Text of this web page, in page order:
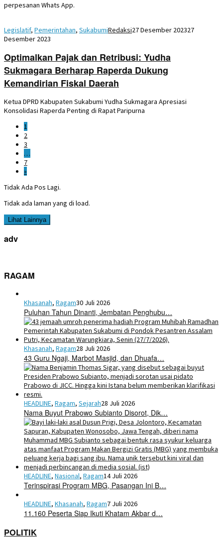
perpesanan Whats App.
Legislatif, Pemerintahan, SukabumiRedaksi27 Desember 202327
Desember 2023
Optimalkan Pajak dan Retribusi: Yudha
Sukmagara Berharap Raperda Dukung
Kemandirian Fiskal Daerah
Ketua DPRD Kabupaten Sukabumi Yudha Sukmagara Apresiasi
Konsolidasi Raperda Penting di Rapat Paripurna
1
2
3
…
7
»
Tidak Ada Pos Lagi.
Tidak ada laman yang di load.
Lihat Lainnya
adv
RAGAM
Khasanah, Ragam30 Juli 2026
Puluhan Tahun Dinanti, Jembatan Penghubu…
Khasanah, Ragam28 Juli 2026
43 Guru Ngaji, Marbot Masjid, dan Dhuafa…
HEADLINE, Ragam, Sejarah28 Juli 2026
Nama Buyut Prabowo Subianto Disorot, Dik…
HEADLINE, Nasional, Ragam14 Juli 2026
Terinspirasi Program MBG, Pasangan Ini B…
HEADLINE, Khasanah, Ragam7 Juli 2026
11.160 Peserta Siap Ikuti Khatam Akbar d…
POLITIK